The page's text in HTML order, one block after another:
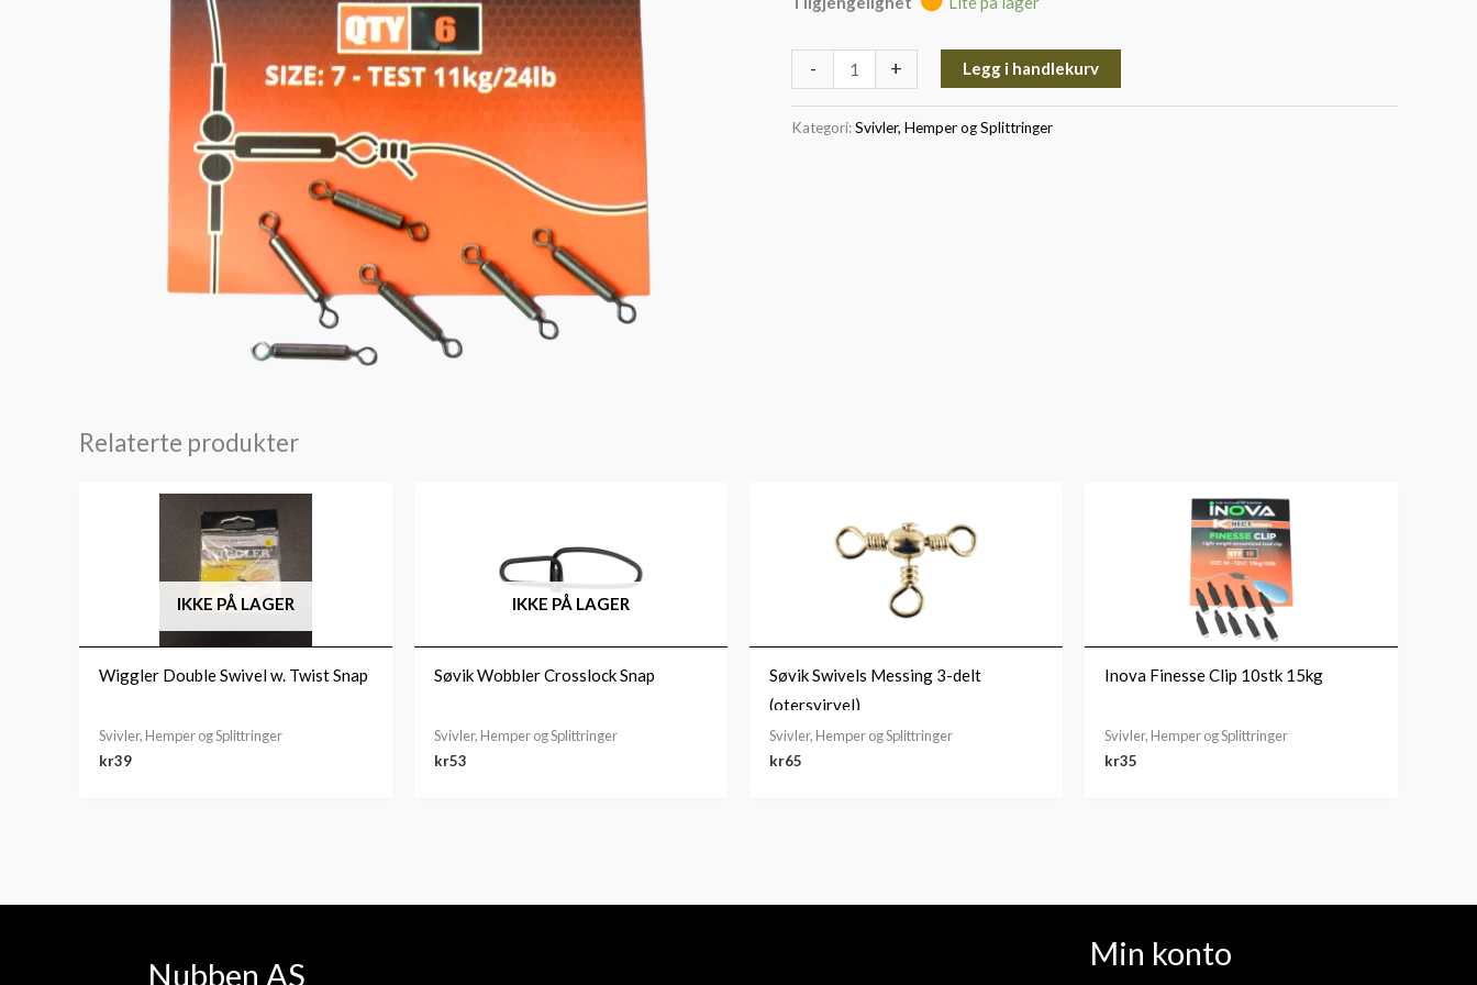
- + Legg i handlekurv
Kategori:Svivler, Hemper og Splittringer
Relaterte produkter
IKKE PÅ LAGER
Wiggler Double Swivel w. Twist Snap
Svivler, Hemper og Splittringer
kr39
IKKE PÅ LAGER
Søvik Wobbler Crosslock Snap
Svivler, Hemper og Splittringer
kr53
Søvik Swivels Messing 3-delt
(otersvirvel)
Svivler, Hemper og Splittringer
kr65
Inova Finesse Clip 10stk 15kg
Svivler, Hemper og Splittringer
kr35
Nubben AS
Min konto